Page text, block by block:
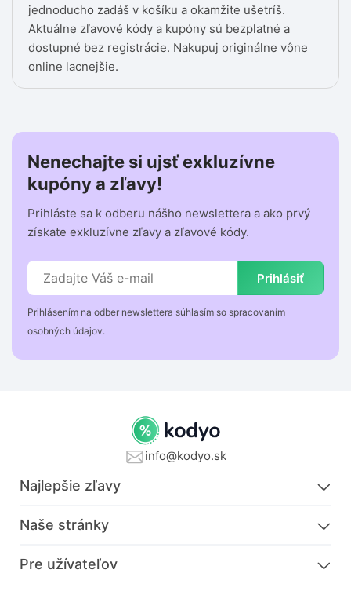
jednoducho zadáš v košíku a okamžite ušetríš.
Aktuálne zľavové kódy a kupóny sú bezplatné a
dostupné bez registrácie. Nakupuj originálne vône
online lacnejšie.
Nenechajte si ujsť exkluzívne
kupóny a zľavy!
Prihláste sa k odberu nášho newslettera a ako prvý
získate exkluzívne zľavy a zľavové kódy.
Prihlásiť
Prihlásením na odber newslettera súhlasím so spracovaním
osobných údajov.
info@kodyo.sk
Najlepšie zľavy
Naše stránky
Pre užívateľov